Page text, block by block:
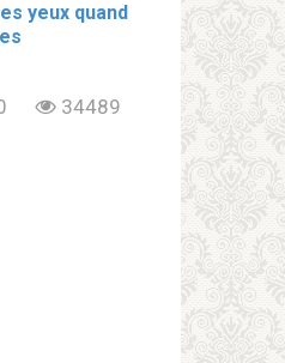
yeux quand
34489